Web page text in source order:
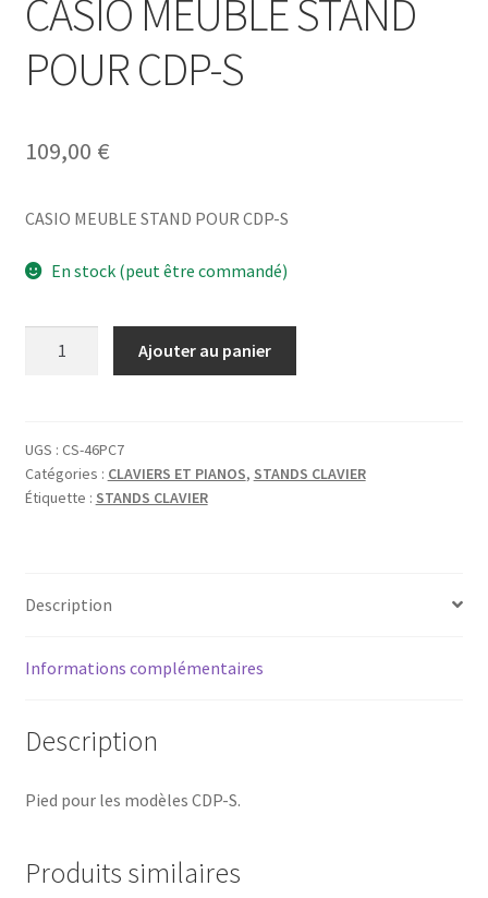
CASIO MEUBLE STAND
POUR CDP-S
109,00 €
CASIO MEUBLE STAND POUR CDP-S
En stock (peut être commandé)
STAND
POUR
CDP-
Ajouter au panier
UGS : CS-46PC7
Catégories : CLAVIERS ET PIANOS, STANDS CLAVIER
Étiquette : STANDS CLAVIER
Description
Informations complémentaires
Description
Pied pour les modèles CDP-S.
Produits similaires